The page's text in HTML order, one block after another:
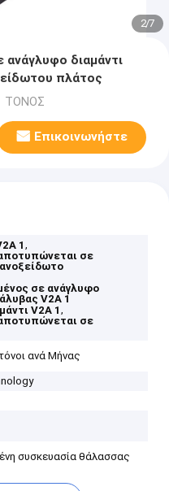
2/7
διαμάντι
πλάτος
ΤΟΝΟΣ
Επικοινωνήστε
1,
σε
σε ανάγλυφο
V2A 1
V2A 1,
σε
ανά Μήνας
συσκευασία θάλασσας